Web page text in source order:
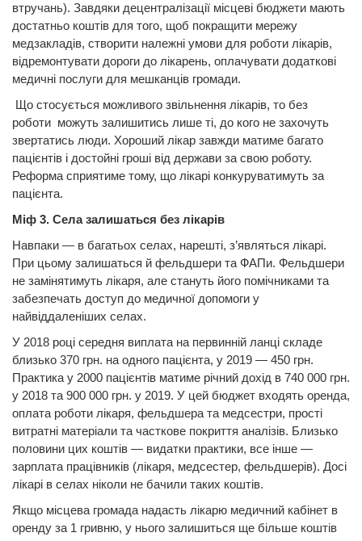
втручань). Завдяки децентралізації місцеві бюджети мають
достатньо коштів для того, щоб покращити мережу
медзакладів, створити належні умови для роботи лікарів,
відремонтувати дороги до лікарень, оплачувати додаткові
медичні послуги для мешканців громади.
Що стосується можливого звільнення лікарів, то без
роботи можуть залишитись лише ті, до кого не захочуть
звертатись люди. Хороший лікар завжди матиме багато
пацієнтів і достойні гроші від держави за свою роботу.
Реформа сприятиме тому, що лікарі конкуруватимуть за
пацієнта.
Міф 3. Села залишаться без лікарів
Навпаки — в багатьох селах, нарешті, з’являться лікарі.
При цьому залишаться й фельдшери та ФАПи. Фельдшери
не замінятимуть лікаря, але стануть його помічниками та
забезпечать доступ до медичної допомоги у
найвіддаленіших селах.
У 2018 році середня виплата на первинній ланці складе
близько 370 грн. на одного пацієнта, у 2019 — 450 грн.
Практика у 2000 пацієнтів матиме річний дохід в 740 000 грн.
у 2018 та 900 000 грн. у 2019. У цей бюджет входять оренда,
оплата роботи лікаря, фельдшера та медсестри, прості
витратні матеріали та часткове покриття аналізів. Близько
половини цих коштів — видатки практики, все інше —
зарплата працівників (лікаря, медсестер, фельдшерів). Досі
лікарі в селах ніколи не бачили таких коштів.
Якщо місцева громада надасть лікарю медичний кабінет в
оренду за 1 гривню, у нього залишиться ще більше коштів